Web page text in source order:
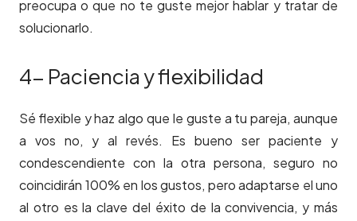
preocupa o que no te guste mejor hablar y tratar de
solucionarlo.
4- Paciencia y flexibilidad
Sé flexible y haz algo que le guste a tu pareja, aunque
a vos no, y al revés. Es bueno ser paciente y
condescendiente con la otra persona, seguro no
coincidirán 100% en los gustos, pero adaptarse el uno
al otro es la clave del éxito de la convivencia, y más